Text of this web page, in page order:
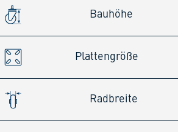
Bauhöhe
Plattengröße
Radbreite